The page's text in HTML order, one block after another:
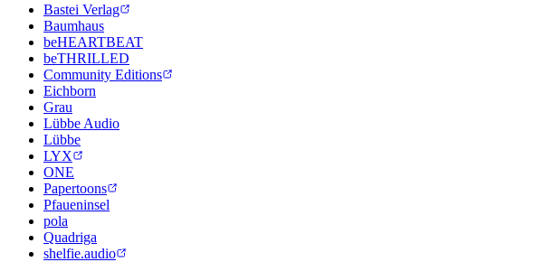
Bastei Verlag
Baumhaus
beHEARTBEAT
beTHRILLED
Community Editions
Eichborn
Grau
Lübbe Audio
Lübbe
LYX
ONE
Papertoons
Pfaueninsel
pola
Quadriga
shelfie.audio